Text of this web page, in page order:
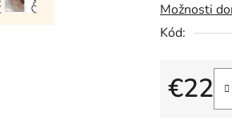
Možnosti
Kód:
€22